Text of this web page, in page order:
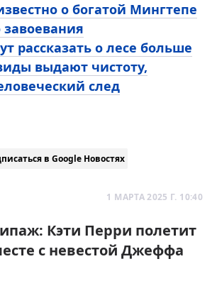
о богатой Мингтепе
завоевания
рассказать о лесе больше
выдают чистоту,
след
в Google Новостях
1 МАРТА 2025 Г. 10:40
Кэти Перри полетит
с невестой Джеффа